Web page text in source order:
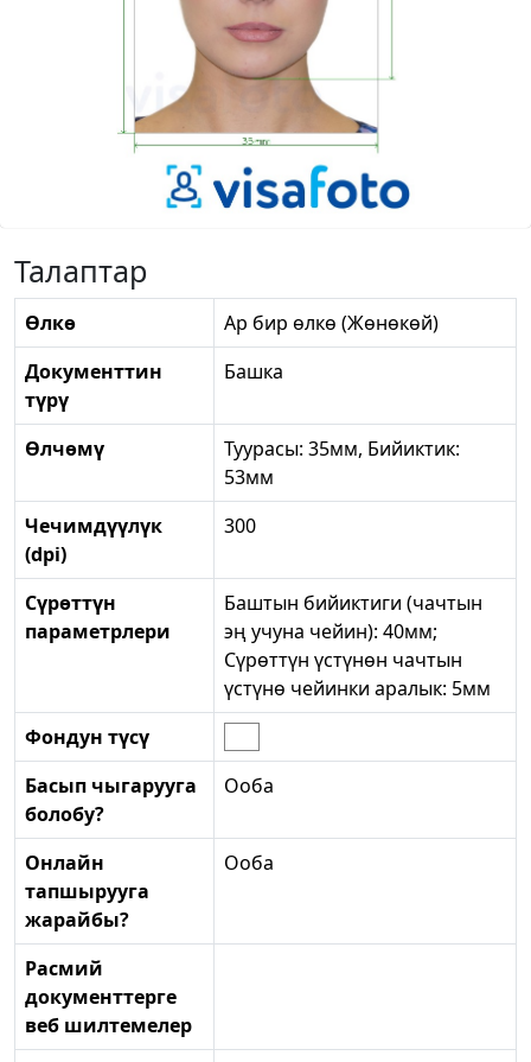
Талаптар
Өлкө
Ар бир өлкө (Жөнөкөй)
Документтин
түрү
Башка
Өлчөмү
Туурасы: 35мм, Бийиктик:
53мм
Чечимдүүлүк
(dpi)
300
Сүрөттүн
параметрлери
Баштын бийиктиги (чачтын
эң учуна чейин): 40мм;
Сүрөттүн үстүнөн чачтын
үстүнө чейинки аралык: 5мм
Фондун түсү
Басып чыгарууга
болобу?
Ооба
Онлайн
тапшырууга
жарайбы?
Ооба
Расмий
документтерге
веб шилтемелер